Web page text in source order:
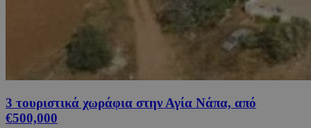
3 τουριστικά χωράφια στην Αγία Νάπα, από
€500,000